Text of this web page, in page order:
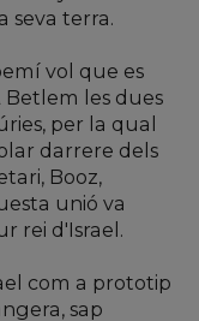
seva terra.
vol que es
Betlem les dues
per la qual
darrere dels
Booz,
unió va
rei d'Israel.
com a prototip
sap